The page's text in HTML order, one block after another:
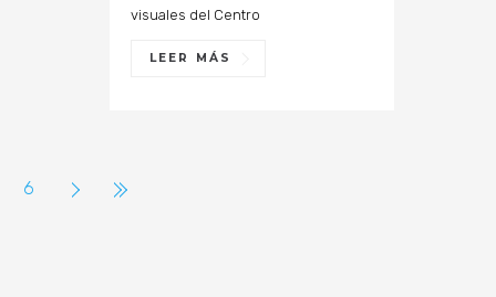
visuales del Centro
LEER MÁS
6